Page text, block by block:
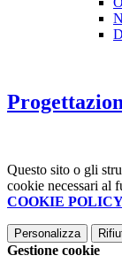
Questo sito o gli
cookie necessari al
COOKIE
Personalizza
Gestione cookie